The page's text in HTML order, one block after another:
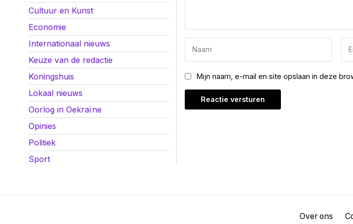
Mijn naam, e-mail en site opslaan in deze
Cultuur en Kunst
Economie
Internationaal nieuws
Keuze van de redactie
Koningshuis
Lokaal nieuws
Oorlog in Oekraïne
Opinies
Politiek
Sport
Over ons